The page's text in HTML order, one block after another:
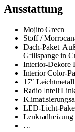
Ausstattung
Mojito Green
Stoff /
Dach-Paket,
Grillspange in
Interior-Dekore
Interior Color-
17″
Radio
LED-Licht-
…